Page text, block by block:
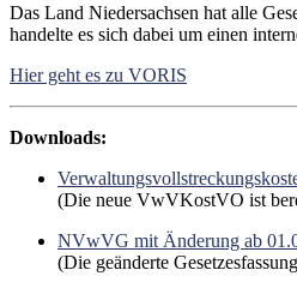
Das Land Niedersachsen hat alle
handelte es sich dabei um einen
Hier geht es zu VORIS
Downloads:
(Die neue VwVKostVO ist
NVwVG mit Änderung ab
(Die geänderte